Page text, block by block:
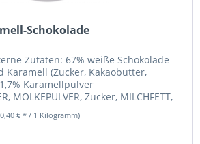
Schokolade
Zutaten: 67% weiße Schokolade
Karamell (Zucker, Kakaobutter,
1,7% Karamellpulver
MOLKEPULVER, Zucker, MILCHFETT,
€ * / 1 Kilogramm)